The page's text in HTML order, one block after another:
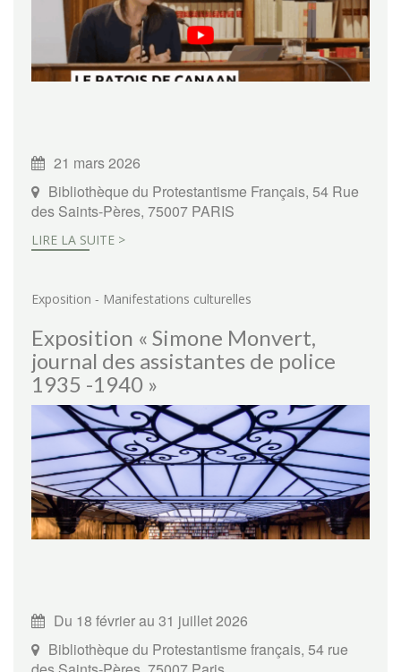
21 mars 2026
Bibliothèque du Protestantisme Français, 54 Rue
des Saints-Pères, 75007 PARIS
LIRE LA SUITE >
Exposition - Manifestations culturelles
Exposition « Simone Monvert,
journal des assistantes de police
1935 -1940 »
Du 18 février au 31 juillet 2026
Bibliothèque du Protestantisme français, 54 rue